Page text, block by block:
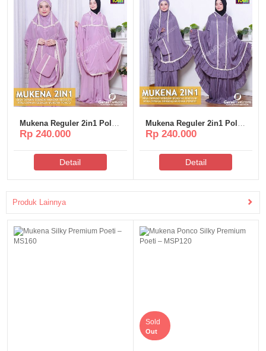
Mukena Reguler 2in1 Polos
Poeti – MR002
Rp 240.000
Detail
Mukena Reguler 2in1 Polos
Poeti – MR001
Rp 240.000
Detail
Produk Lainnya
Sold
Out